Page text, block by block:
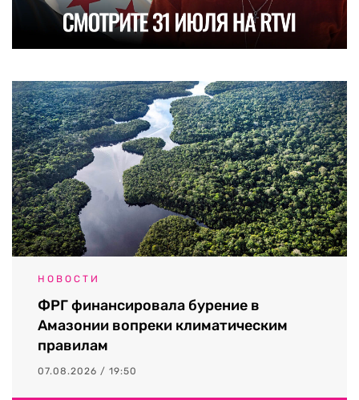
НОВОСТИ
ФРГ финансировала бурение в
Амазонии вопреки климатическим
правилам
07.08.2026 / 19:50